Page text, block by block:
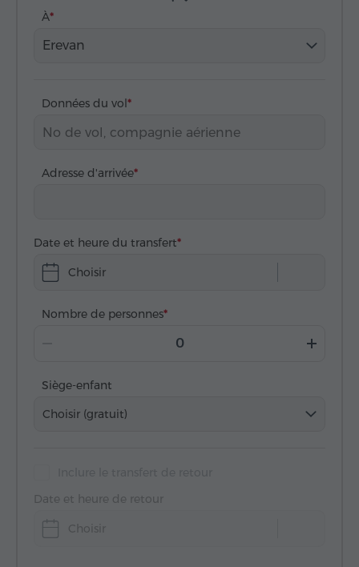
À
Erevan
Données du vol
Adresse d'arrivée
Date et heure du transfert
Choisir
Nombre de personnes
Siège-enfant
Choisir (gratuit)
Date et heure de retour
Choisir